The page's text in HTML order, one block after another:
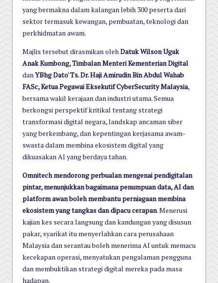
yang bermakna dalam kalangan lebih 300 peserta dari
sektor termasuk kewangan, pembuatan, teknologi dan
perkhidmatan awam.
Majlis tersebut dirasmikan olehDatuk Wilson Ugak
Anak Kumbong, Timbalan Menteri Kementerian Digital
danYBhg Dato' Ts. Dr. Haji Amirudin Bin Abdul Wahab
FASc, Ketua Pegawai Eksekutif CyberSecurity Malaysia,
bersama wakil kerajaan dan industri utama. Semua
berkongsi perspektif kritikal tentang strategi
transformasi digital negara, landskap ancaman siber
yang berkembang, dan kepentingan kerjasama awam-
swasta dalam membina ekosistem digital yang
dikuasakan AI yang berdaya tahan.
Omnitech mendorong perbualan mengenai pendigitalan
pintar, menunjukkan bagaimana penumpuan data, AI dan
platform awan boleh membantu perniagaan membina
ekosistem yang tangkas dan dipacu cerapan. Menerusi
kajian kes secara langsung dan kandungan yang disusun
pakar, syarikat itu menyerlahkan cara perusahaan
Malaysia dan serantau boleh menerima AI untuk memacu
kecekapan operasi, menyatukan pengalaman pengguna
dan membuktikan strategi digital mereka pada masa
hadapan.